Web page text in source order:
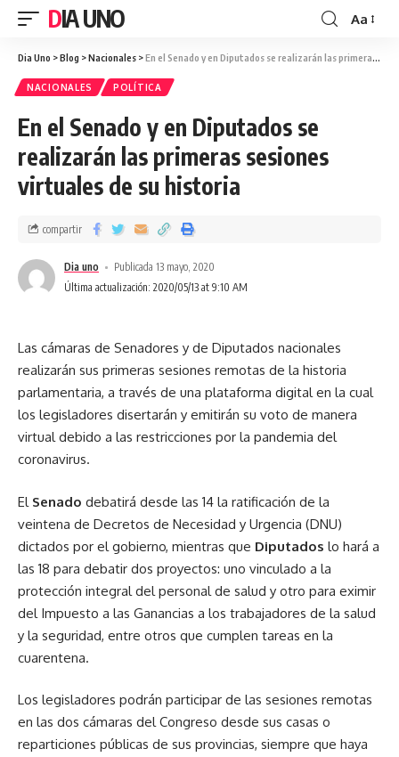
DIA UNO Aa
Dia Uno >Blog >Nacionales >En el Senado y en Diputados se realizarán las primeras sesiones virtuales de su historia
NACIONALES POLÍTICA
En el Senado y en Diputados se
realizarán las primeras sesiones
virtuales de su historia
Última actualización: 2020/05/13 at 9:10 AM
Dia uno Publicada 13 mayo, 2020
compartir
Las cámaras de Senadores y de Diputados nacionales
realizarán sus primeras sesiones remotas de la historia
parlamentaria, a través de una plataforma digital en la cual
los legisladores disertarán y emitirán su voto de manera
virtual debido a las restricciones por la pandemia del
coronavirus.
El Senado debatirá desde las 14 la ratificación de la
veintena de Decretos de Necesidad y Urgencia (DNU)
dictados por el gobierno, mientras que Diputados lo hará a
las 18 para debatir dos proyectos: uno vinculado a la
protección integral del personal de salud y otro para eximir
del Impuesto a las Ganancias a los trabajadores de la salud
y la seguridad, entre otros que cumplen tareas en la
cuarentena.
Los legisladores podrán participar de las sesiones remotas
en las dos cámaras del Congreso desde sus casas o
reparticiones públicas de sus provincias, siempre que haya